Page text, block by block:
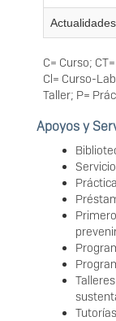
C= Curso;
Cl= Curso-
Taller; P=
Apoyos y
Tutorías